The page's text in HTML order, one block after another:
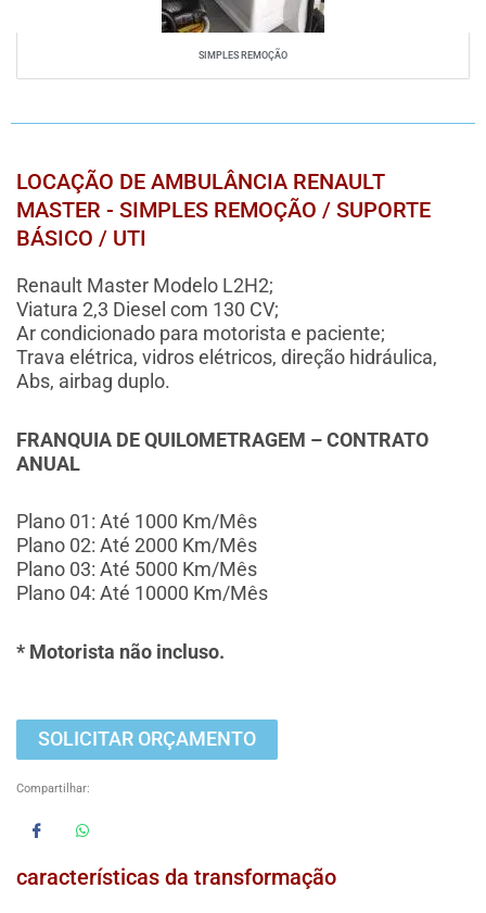
SIMPLES REMOÇÃO
LOCAÇÃO DE AMBULÂNCIA RENAULT
MASTER - SIMPLES REMOÇÃO / SUPORTE
BÁSICO / UTI
Renault Master Modelo L2H2;
Viatura 2,3 Diesel com 130 CV;
Ar condicionado para motorista e paciente;
Trava elétrica, vidros elétricos, direção hidráulica,
Abs, airbag duplo.
FRANQUIA DE QUILOMETRAGEM – CONTRATO
ANUAL
Plano 01: Até 1000 Km/Mês
Plano 02: Até 2000 Km/Mês
Plano 03: Até 5000 Km/Mês
Plano 04: Até 10000 Km/Mês
* Motorista não incluso.
SOLICITAR ORÇAMENTO
Compartilhar:
características da transformação